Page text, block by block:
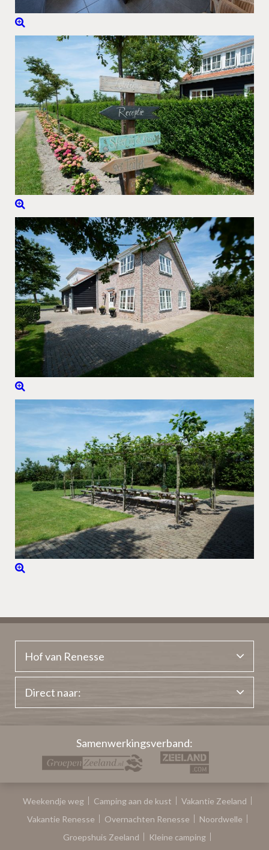
Hof van Renesse
Direct naar:
Samenwerkingsverband:
Weekendje weg Camping aan de kust
Vakantie Zeeland
Vakantie Renesse
Overnachten Renesse
Noordwelle
Groepshuis Zeeland
Kleine camping